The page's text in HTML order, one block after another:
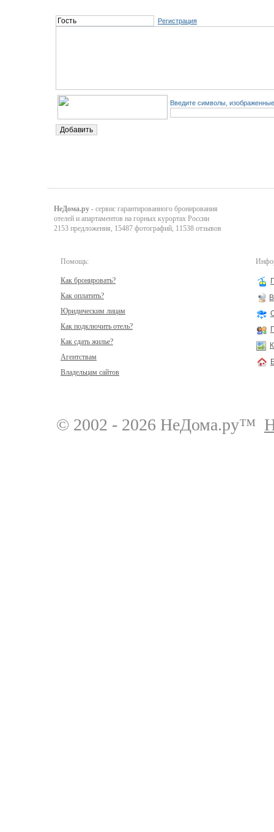
Регистрация
Введите символы,
НеДома.ру - сервис гарантированного бронирования
отелей и апартаментов на горных курортах России
2153 предложения, 15487 фотографий, 11538 отзывов
Помощь:
Как бронировать?
Как оплатить?
Юридическим лицам
Как подключить отель?
Как сдать жилье?
Агентствам
Владельцам сайтов
© 2002 - 2026 НеДома.ру™